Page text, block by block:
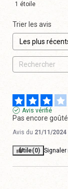
1 étoile
Trier les avis
Avis vérifié
Pas encore goûté
Avis du 21/11/2024
Utile(0) Signaler